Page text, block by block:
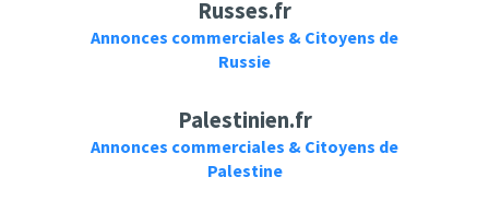
Russes.fr
Annonces commerciales & Citoyens de
Russie
Palestinien.fr
Annonces commerciales & Citoyens de
Palestine